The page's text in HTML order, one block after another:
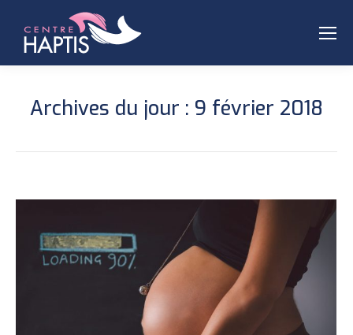
Archives du jour : 9 février 2018